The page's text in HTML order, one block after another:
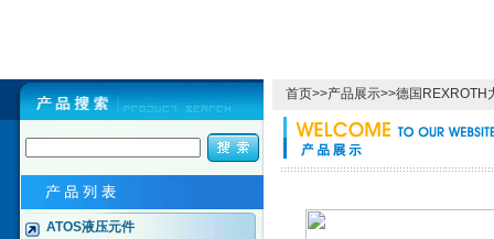
ATOS液压元件
首页>>产品展示>>德国REXROTH